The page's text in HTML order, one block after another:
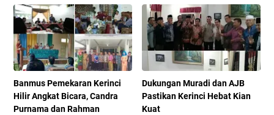
Banmus Pemekaran Kerinci
Hilir Angkat Bicara, Candra
Purnama dan Rahman
Dukungan Muradi dan AJB
Pastikan Kerinci Hebat Kian
Kuat